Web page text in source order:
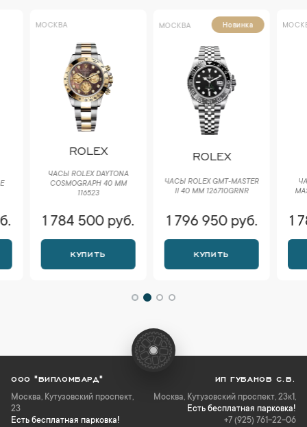
МОСКВА
ROLEX
ЧАСЫ ROLEX DAYTONA
COSMOGRAPH 40 ММ
116523
1 784 500 руб.
КУПИТЬ
МОСКВА Новинка
ROLEX
ЧАСЫ ROLEX GMT-MASTER
II 40 ММ 126710GRNR
1 796 950 руб.
КУПИТЬ
МОСКВА
ЧАСЫ
1
ООО "ВИПЛОМБАРД"
Москва, Кутузовский проспект,
23
Есть бесплатная парковка!
ИП ГУБАНОВ С.В.
Москва, Кутузовский проспект, 23к1,
Есть бесплатная парковка!
+7 (925) 761-22-06